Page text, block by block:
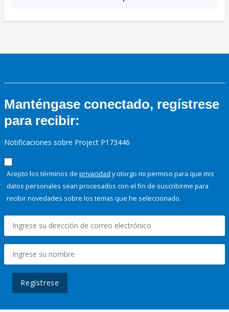
Manténgase conectado, regístrese
para recibir:
Notificaciones sobre Project P173446
Acepto los términos de privacidad y otorgo mi permiso para que mis
datos personales sean procesados con el fin de suscribirme para
recibir novedades sobre los temas que he seleccionado.
Regístrese